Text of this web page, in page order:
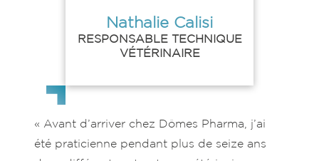
Nathalie Calisi
RESPONSABLE TECHNIQUE
VÉTÉRINAIRE
« Avant d’arriver chez Dômes Pharma, j’ai
été praticienne pendant plus de seize ans